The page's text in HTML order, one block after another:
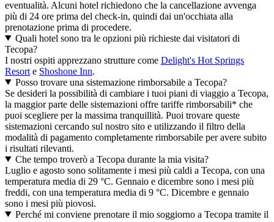
eventualità. Alcuni hotel richiedono che la cancellazione avvenga
più di 24 ore prima del check-in, quindi dai un'occhiata alla
prenotazione prima di procedere.
Quali hotel sono tra le opzioni più richieste dai visitatori di
Tecopa?
I nostri ospiti apprezzano strutture come Delight's Hot Springs
Resort e Shoshone Inn.
Posso trovare una sistemazione rimborsabile a Tecopa?
Se desideri la possibilità di cambiare i tuoi piani di viaggio a Tecopa,
la maggior parte delle sistemazioni offre tariffe rimborsabili* che
puoi scegliere per la massima tranquillità. Puoi trovare queste
sistemazioni cercando sul nostro sito e utilizzando il filtro della
modalità di pagamento completamente rimborsabile per avere subito
i risultati rilevanti.
Che tempo troverò a Tecopa durante la mia visita?
Luglio e agosto sono solitamente i mesi più caldi a Tecopa, con una
temperatura media di 29 °C. Gennaio e dicembre sono i mesi più
freddi, con una temperatura media di 9 °C. Dicembre e gennaio
sono i mesi più piovosi.
Perché mi conviene prenotare il mio soggiorno a Tecopa tramite il